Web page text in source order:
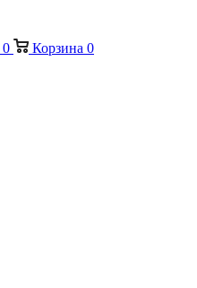
0 Корзина 0